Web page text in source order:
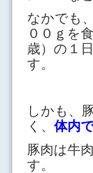
なかでも
００ｇを
歳）の１
す。
しかも、
く、体内
豚肉は牛
す。